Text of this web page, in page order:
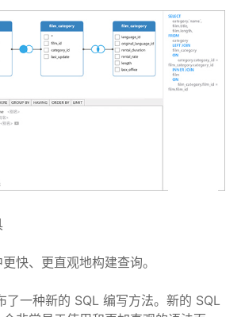
快、更直观地构建查询。
一种新的 SQL 编写方法。新的 SQL